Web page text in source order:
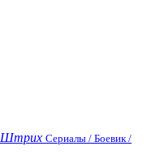
Штрих Сериалы / Боевик /